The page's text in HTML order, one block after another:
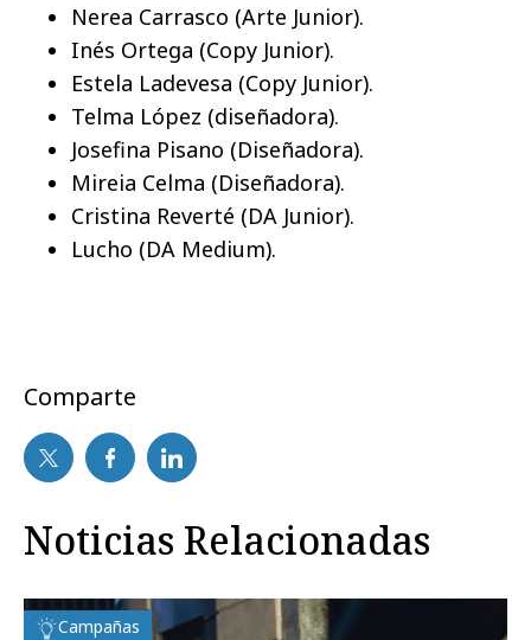
Nerea Carrasco (Arte Junior).
Inés Ortega (Copy Junior).
Estela Ladevesa (Copy Junior).
Telma López (diseñadora).
Josefina Pisano (Diseñadora).
Mireia Celma (Diseñadora).
Cristina Reverté (DA Junior).
Lucho (DA Medium).
Comparte
Noticias Relacionadas
Campañas